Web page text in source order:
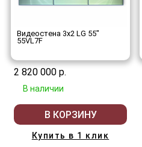
Видеостена 3x2 LG 55"
55VL7F
2 820 000 р.
В наличии
В КОРЗИНУ
Купить в 1 клик